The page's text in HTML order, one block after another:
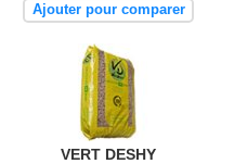
Ajouter pour comparer
VERT DESHY